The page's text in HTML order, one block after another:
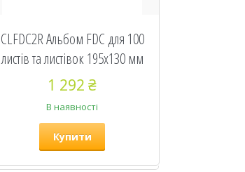
CLFDC2R Альбом FDC для 100
листів та листівок 195х130 мм
1 292 ₴
В наявності
Купити